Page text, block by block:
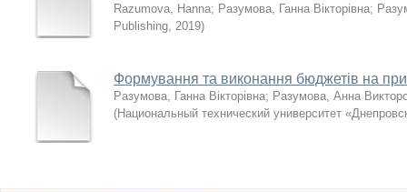
Razumova, Hanna; Разумова, Ганна Вікторівна;
Publishing, 2019)
Формування та виконання бюджетів на
Разумова, Ганна Вікторівна; Разумова, Анна
(Национальный технический университет